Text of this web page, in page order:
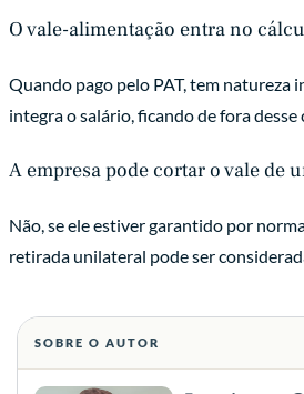
O vale-alimentação entra no
Quando pago pelo PAT, tem natureza
integra o salário, ficando de fora desse
A empresa pode cortar o vale de
Não, se ele estiver garantido por
retirada unilateral pode ser
SOBRE O AUTOR